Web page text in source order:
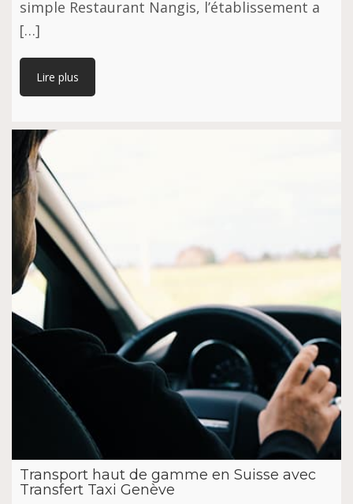
simple Restaurant Nangis, l’établissement a
[…]
Lire plus
Transport haut de gamme en Suisse avec
Transfert Taxi Genève